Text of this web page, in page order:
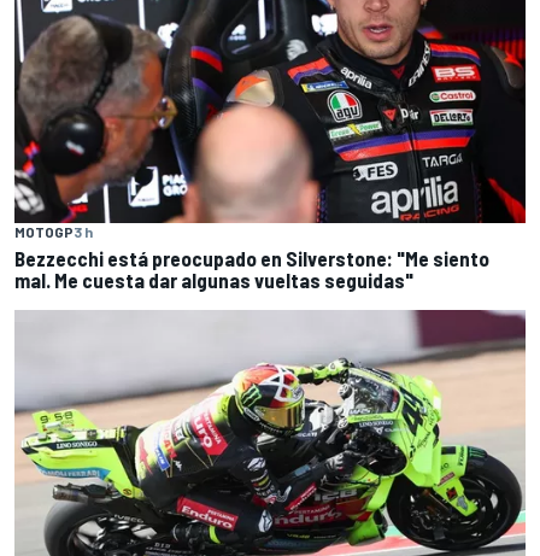
MOTOGP3 h
Bezzecchi está preocupado en Silverstone: "Me siento
mal. Me cuesta dar algunas vueltas seguidas"